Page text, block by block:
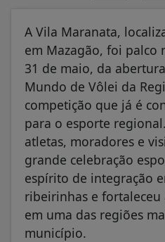
A Vila Maranata,
em Mazagão, foi
31 de maio, da
Mundo de Vôlei da
competição que já é
para o esporte
atletas, moradores e
grande celebração
espírito de integração
ribeirinhas e
em uma das regiões
município.